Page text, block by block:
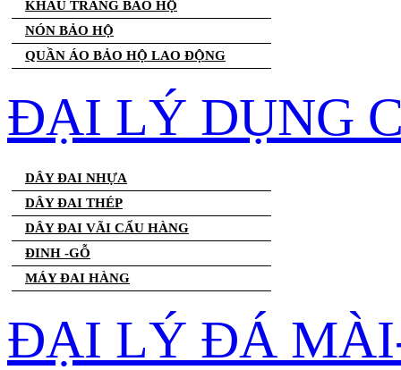
KHẨU TRANG BẢO HỘ
NÓN BẢO HỘ
QUẦN ÁO BẢO HỘ LAO ĐỘNG
ĐẠI LÝ DỤNG
DÂY ĐAI NHỰA
DÂY ĐAI THÉP
DÂY ĐAI VÃI CẨU HÀNG
ĐINH -GỖ
MÁY ĐAI HÀNG
ĐẠI LÝ ĐÁ